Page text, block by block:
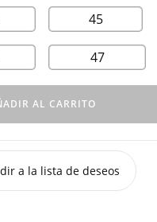
45
47
AL CARRITO
a la lista de deseos